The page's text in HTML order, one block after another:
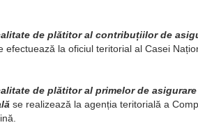
de plătitor al contribuțiilor de
efectuează la oficiul teritorial al Casei
de plătitor al primelor de
se realizează la agenția teritorială a